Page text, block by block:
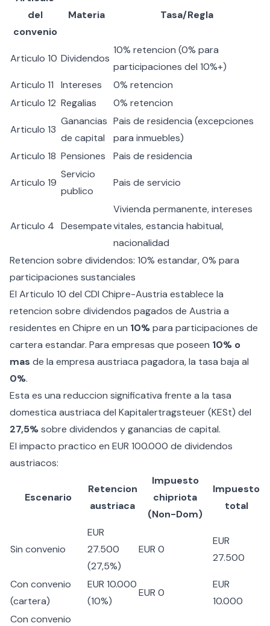
del
convenio
Materia Tasa/Regla
Articulo 10 Dividendos
10% retencion (0% para
participaciones del 10%+)
Articulo 11
Intereses
0% retencion
Articulo 12 Regalias 0% retencion
Articulo 13
Ganancias
de capital
Pais de residencia (excepciones
para inmuebles)
Articulo 18 Pensiones Pais de residencia
Articulo 19
Servicio
publico
Pais de servicio
Articulo 4 Desempate
Vivienda permanente, intereses
vitales, estancia habitual,
nacionalidad
Retencion sobre dividendos: 10% estandar, 0% para
participaciones sustanciales
El Articulo 10 del CDI Chipre-Austria establece la
retencion sobre dividendos pagados de Austria a
residentes en Chipre en un 10%para participaciones de
cartera estandar. Para empresas que poseen 10% o
mas de la empresa austriaca pagadora, la tasa baja al
0%.
Esta es una reduccion significativa frente a la tasa
domestica austriaca del Kapitalertragsteuer (KESt) del
27,5%sobre dividendos y ganancias de capital.
El impacto practico en EUR 100.000 de dividendos
austriacos:
Escenario
Retencion
austriaca
Impuesto
chipriota
(Non-Dom)
Impuesto
total
Sin convenio
EUR
27.500
(27,5%)
EUR 0
EUR
27.500
Con convenio
(cartera)
EUR 10.000
(10%)
EUR 0
EUR
10.000
Con convenio